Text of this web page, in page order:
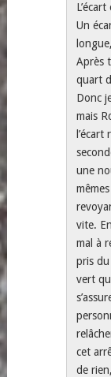
Un
Après
quart
Donc
mais
une
vite.
mal à
pris du
vert
cet
de